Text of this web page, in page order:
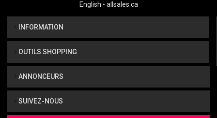
English - allsales.ca
INFORMATION
OUTILS SHOPPING
ANNONCEURS
SUIVEZ-NOUS